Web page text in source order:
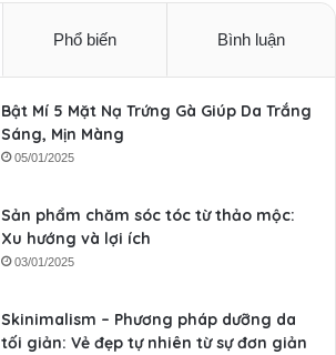
Phổ biến Bình luận
Bật Mí 5 Mặt Nạ Trứng Gà Giúp Da Trắng
Sáng, Mịn Màng
05/01/2025
Sản phẩm chăm sóc tóc từ thảo mộc:
Xu hướng và lợi ích
03/01/2025
Skinimalism – Phương pháp dưỡng da
tối giản: Vẻ đẹp tự nhiên từ sự đơn giản